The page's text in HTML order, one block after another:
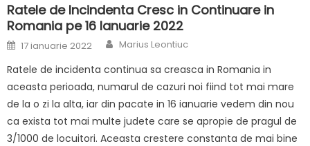
Ratele de Incindenta Cresc in Continuare in
Romania pe 16 Ianuarie 2022
Posted
on
17 ianuarie 2022 Author
Marius Leontiuc
Ratele de incidenta continua sa creasca in Romania in
aceasta perioada, numarul de cazuri noi fiind tot mai mare
de la o zi la alta, iar din pacate in 16 ianuarie vedem din nou
ca exista tot mai multe judete care se apropie de pragul de
3/1000 de locuitori. Aceasta crestere constanta de mai bine